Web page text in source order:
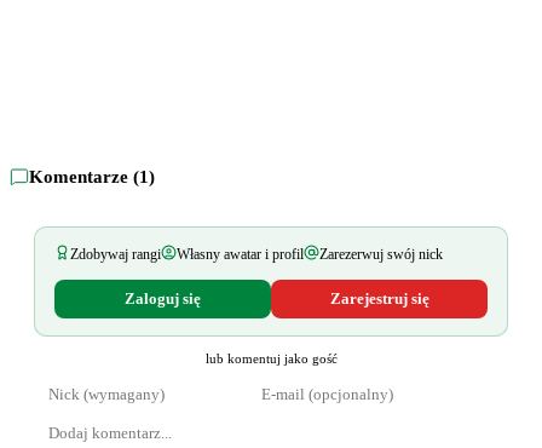
Komentarze (1)
Zdobywaj rangi Własny awatar i profil Zarezerwuj swój nick
Zaloguj się Zarejestruj się
lub komentuj jako gość